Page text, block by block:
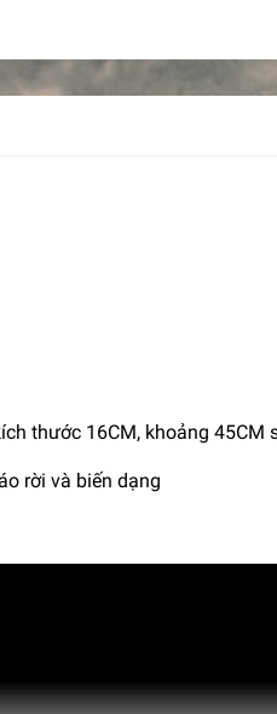
thước 16CM, khoảng 45CM
rời và biến dạng